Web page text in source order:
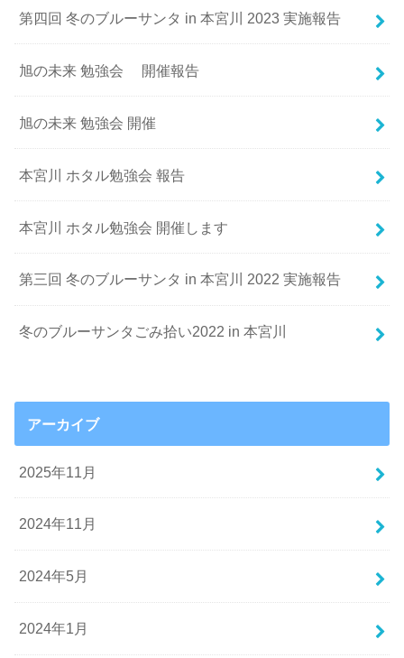
第四回 冬のブルーサンタ in 本宮川 2023 実施報告
旭の未来 勉強会 開催報告
旭の未来 勉強会 開催
本宮川 ホタル勉強会 報告
本宮川 ホタル勉強会 開催します
第三回 冬のブルーサンタ in 本宮川 2022 実施報告
冬のブルーサンタごみ拾い2022 in 本宮川
アーカイブ
2025年11月
2024年11月
2024年5月
2024年1月